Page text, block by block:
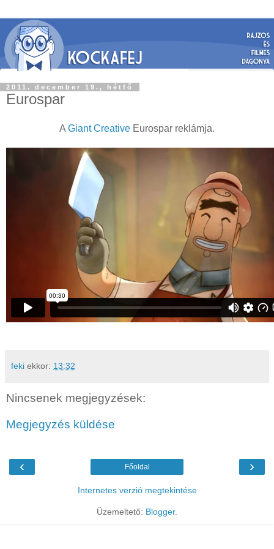
2011. december 19., hétfő
Eurospar
A Giant Creative Eurospar reklámja.
feki ekkor: 13:32
Nincsenek megjegyzések:
Megjegyzés küldése
‹ ›
Főoldal
Internetes verzió megtekintése
Üzemeltető: Blogger.